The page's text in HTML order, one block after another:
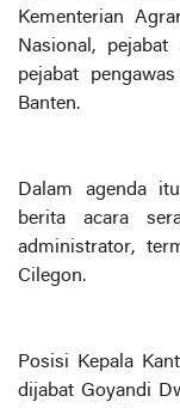
Kementerian
Nasional,
pejabat
Banten.
Dalam agenda
berita acara
administrator,
Cilegon.
Posisi Kepala
dijabat Goyandi